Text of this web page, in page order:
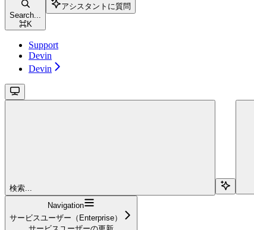
Search...
⌘K
アシスタントに質問
Support
Devin
Devin
検索...
Navigation
サービスユーザー（Enterprise）